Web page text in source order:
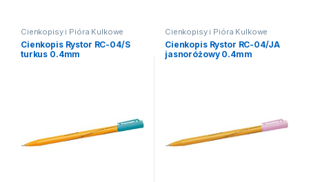
Cienkopisy i Pióra Kulkowe
Cienkopis Rystor RC-04/S
turkus 0.4mm
Cienkopisy i Pióra Kulkowe
Cienkopis Rystor RC-04/JA
jasnoróżowy 0.4mm